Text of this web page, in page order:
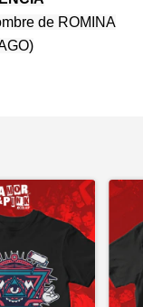
de ROMINA